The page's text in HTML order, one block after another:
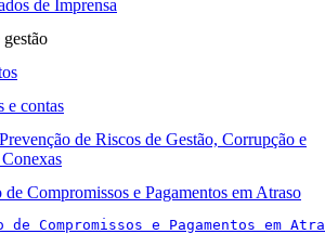
de Imprensa
e contas
de Riscos de Gestão, Corrupção e
de Compromissos e Pagamentos em Atraso
de Compromissos e Pagamentos em